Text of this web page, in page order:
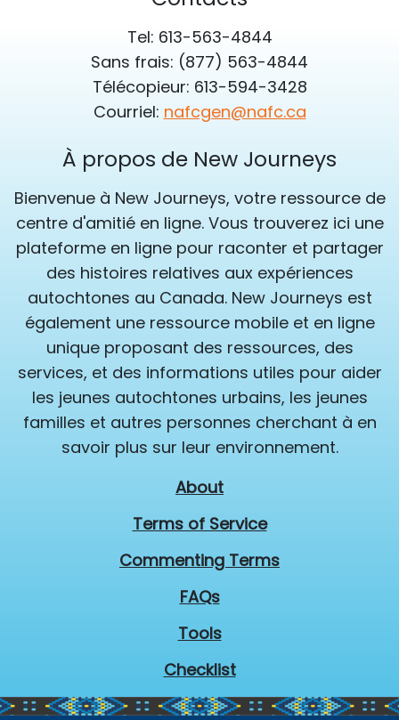
Tel: 613-563-4844
Sans frais: (877) 563-4844
Télécopieur: 613-594-3428
Courriel: nafcgen@nafc.ca
À propos de New Journeys
Bienvenue à New Journeys, votre ressource de
centre d'amitié en ligne. Vous trouverez ici une
plateforme en ligne pour raconter et partager
des histoires relatives aux expériences
autochtones au Canada. New Journeys est
également une ressource mobile et en ligne
unique proposant des ressources, des
services, et des informations utiles pour aider
les jeunes autochtones urbains, les jeunes
familles et autres personnes cherchant à en
savoir plus sur leur environnement.
About
Terms of Service
Commenting Terms
FAQs
Tools
Checklist